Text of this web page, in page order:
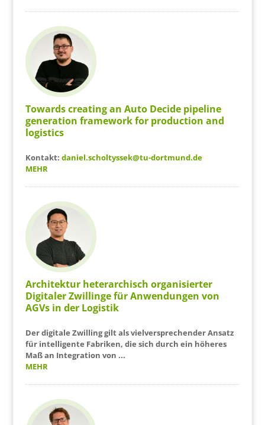
Towards creating an Auto Decide pipeline
generation framework for production and
logistics
Kontakt: daniel.scholtyssek@tu-dortmund.de
MEHR
Architektur heterarchisch organisierter
Digitaler Zwillinge für Anwendungen von
AGVs in der Logistik
Der digitale Zwilling gilt als vielversprechender Ansatz
für intelligente Fabriken, die sich durch ein höheres
Maß an Integration von ...
MEHR